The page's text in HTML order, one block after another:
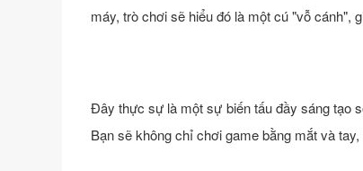
máy, trò chơi sẽ hiểu đó là một cú "vỗ cánh",
Đây thực sự là một sự biến tấu đầy sáng tạo
Bạn sẽ không chỉ chơi game bằng mắt và